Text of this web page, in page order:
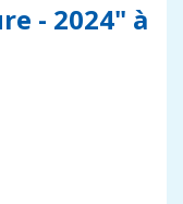
- 2024" à